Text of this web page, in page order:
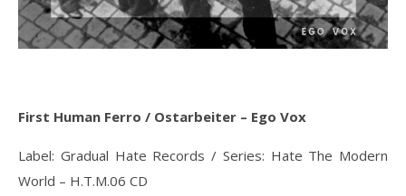
First Human Ferro / Ostarbeiter – Ego Vox
Label: Gradual Hate Records / Series: Hate The Modern
World – H.T.M.06 CD